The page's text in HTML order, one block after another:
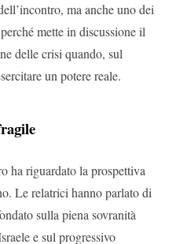
ma anche uno dei
mette in discussione il
delle crisi quando, sul
un potere reale.
ha riguardato la prospettiva
Le relatrici hanno parlato di
sulla piena sovranità
e sul progressivo